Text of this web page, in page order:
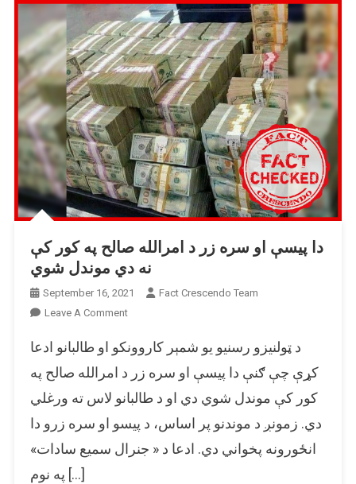
دا پیسې او سره زر د امرالله صالح په کور کې
نه دي موندل شوي
September 16, 2021
Fact Crescendo Team
Leave A CommentOn
پیسې
سره
زر
د
امرالله
صالح
د ټولنیزو رسنیو یو شمېر کاروونکو او طالبانو ادعا
کړې چې ګنې دا پیسې او سره زر د امرالله صالح په
کور کې موندل شوي دي او د طالبانو لاس ته ورغلي
دي. زمونږ د موندنو پر اساس، د پیسو او سره زرو دا
انځورونه پخواني دي. ادعا د « جنرال سمیع سادات»
په نوم […]